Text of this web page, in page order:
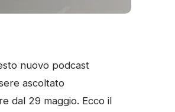
nuovo podcast
ascoltato
dal 29 maggio. Ecco il